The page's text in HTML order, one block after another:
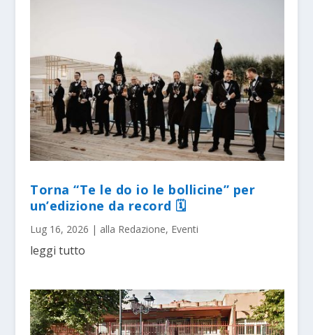
Torna “Te le do io le bollicine” per
un’edizione da record 🗓
Lug 16, 2026 | alla Redazione, Eventi
leggi tutto